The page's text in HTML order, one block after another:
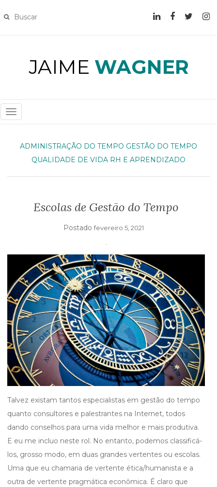
JAIME WAGNER
T
T
N
ADMINISTRAÇÃO DO TEMPO GESTÃO DO TEMPO
QUALIDADE DE VIDA RH E APRENDIZADO
Escolas de Gestão do Tempo
Postado fevereiro 5, 2021
Talvez existam tantos especialistas em gestão do tempo
quanto consultores e palestrantes na Internet, todos
dando conselhos para uma vida melhor e mais produtiva.
E eu me incluo neste rol. No entanto, podemos classificá-
los, grosso modo, em duas grandes vertentes ou escolas.
Uma que eu chamaria de vertente ética/humanista e a
outra de vertente pragmática econômica. É claro que